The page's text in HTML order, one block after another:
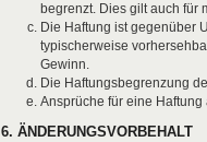
begrenzt. Dies gilt auch für
Die Haftung ist gegenüber
typischerweise
Gewinn.
Die Haftungsbegrenzung
Ansprüche für eine
6. ÄNDERUNGSVORBEHALT